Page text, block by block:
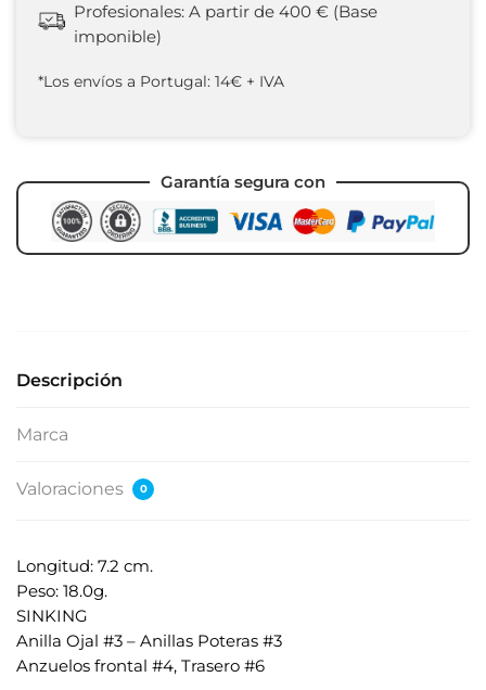
Profesionales: A partir de 400 € (Base
imponible)
*Los envíos a Portugal: 14€ + IVA
Garantía segura con
Descripción
Marca
Valoraciones 0
Longitud: 7.2 cm.
Peso: 18.0g.
SINKING
Anilla Ojal #3 – Anillas Poteras #3
Anzuelos frontal #4, Trasero #6